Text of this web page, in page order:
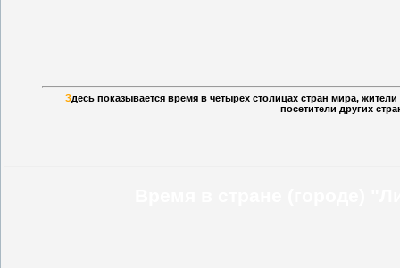
Здесь показывается время в четырех столицах стран мира,
посетители других